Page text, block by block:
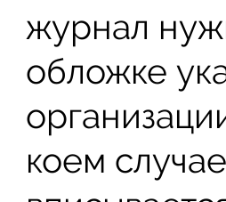
журнал
обложке
коем